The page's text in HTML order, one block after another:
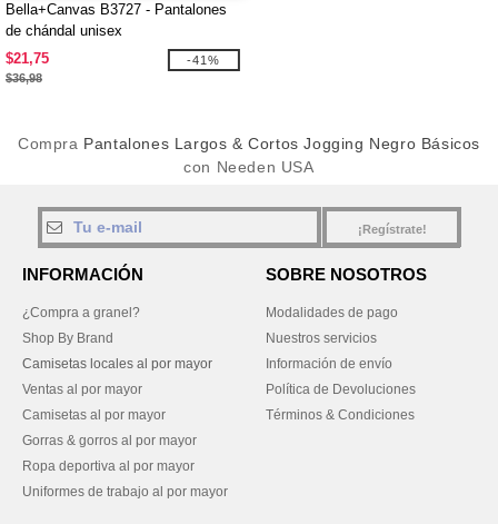
Bella+Canvas B3727 - Pantalones
de chándal unisex
$21,75
$36,98
-41%
Compra Pantalones Largos & Cortos Jogging Negro Básicos
con Needen USA
¡Regístrate!
INFORMACIÓN
¿Compra a granel?
Shop By Brand
Camisetas locales al por mayor
Ventas al por mayor
Camisetas al por mayor
Gorras & gorros al por mayor
Ropa deportiva al por mayor
Uniformes de trabajo al por mayor
SOBRE NOSOTROS
Modalidades de pago
Nuestros servicios
Información de envío
Política de Devoluciones
Términos & Condiciones